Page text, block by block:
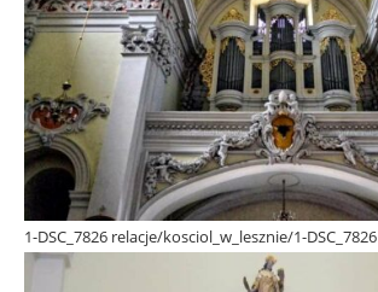
1-DSC_7826 relacje/kosciol_w_lesznie/1-DSC_7826